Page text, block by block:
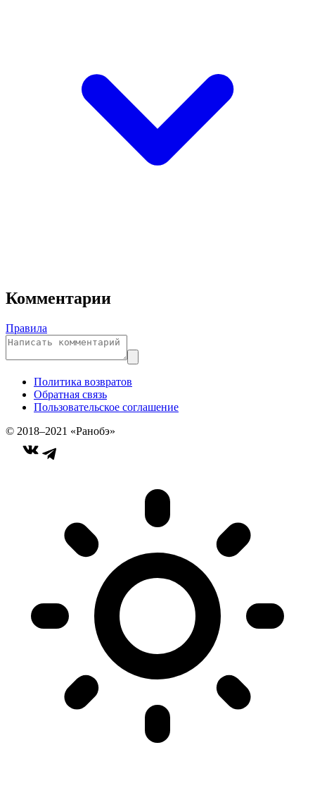
Комментарии
Правила
Политика возвратов
Обратная связь
Пользовательское соглашение
© 2018–2021 «Ранобэ»